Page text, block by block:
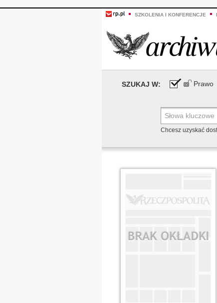
SZKOLENIA I KONFERENCJE
SZUKAJ W: Prawo
Chcesz uzyskać